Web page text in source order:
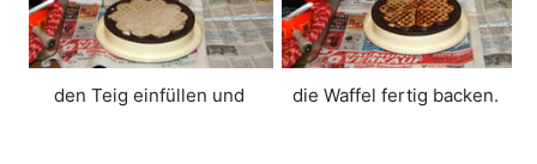
den Teig einfüllen und die Waffel fertig backen.